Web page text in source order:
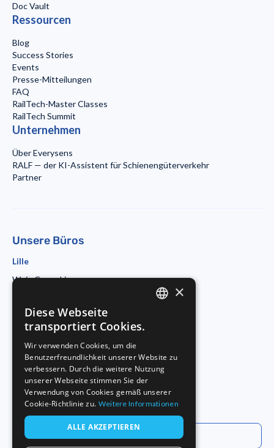
Doc Vault
Ressourcen
Blog
Success Stories
Events
Presse-Mitteilungen
FAQ
RailTech-Master Classes
RailTech Summit
Unternehmen
Über Everysens
RALF — der KI-Assistent für Schienengüterverkehr
Partner
Unsere Büros
Lille
Wojo Coworking
Paris
Morning Coworking
11bis rue Beaurepaire
75010 Paris
Duisburg
Startport
Philosophenweg 31-33
47051 Duisburg
Everysens kontaktieren
GERMAN
×
Diese Webseite
transportiert Cookies.
Wir verwenden Cookies, um die
Benutzerfreundlichkeit unserer Website zu
verbessern. Durch die weitere Nutzung
unserer Webseite stimmen Sie der
Verwendung von Cookies gemäß unserer
Cookie-Richtlinie zu. Weitere Informationen
ALLE AKZEPTIEREN